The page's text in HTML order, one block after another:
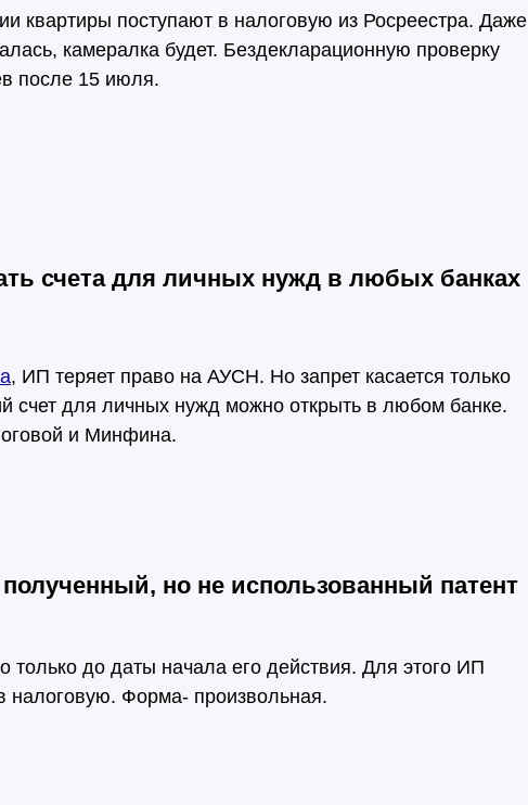
квартиры поступают в налоговую из Росреестра. Даже
камералка будет. Бездекларационную проверку
после 15 июля.
счета для личных нужд в любых банках
, ИП теряет право на АУСН. Но запрет касается только
счет для личных нужд можно открыть в любом банке.
и Минфина.
но не использованный патент
только до даты начала его действия. Для этого ИП
налоговую. Форма- произвольная.